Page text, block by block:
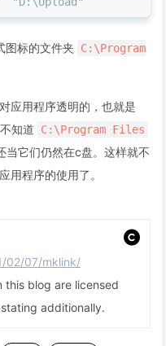
图标的文件夹
C:\Program
应用程序透明的，也就是
知道
C:\Program Files
当它们仍然在c盘。这样就不
用程序的使用了。
02/07/mklink/
this blog are licensed
additionally.